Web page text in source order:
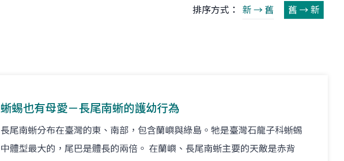
排序方式： 新 → 舊 舊 → 新
蜥蜴也有母愛－長尾南蜥的護幼行為
長尾南蜥分布在臺灣的東、南部，包含蘭嶼與綠島。牠是臺灣石龍子科蜥蜴
中體型最大的，尾巴是體長的兩倍。 在蘭嶼、長尾南蜥主要的天敵是赤背